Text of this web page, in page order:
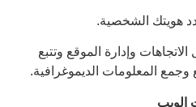
هويتك الشخصية.
وإدارة الموقع وتتبع
المعلومات الديموغرافية.
الويب